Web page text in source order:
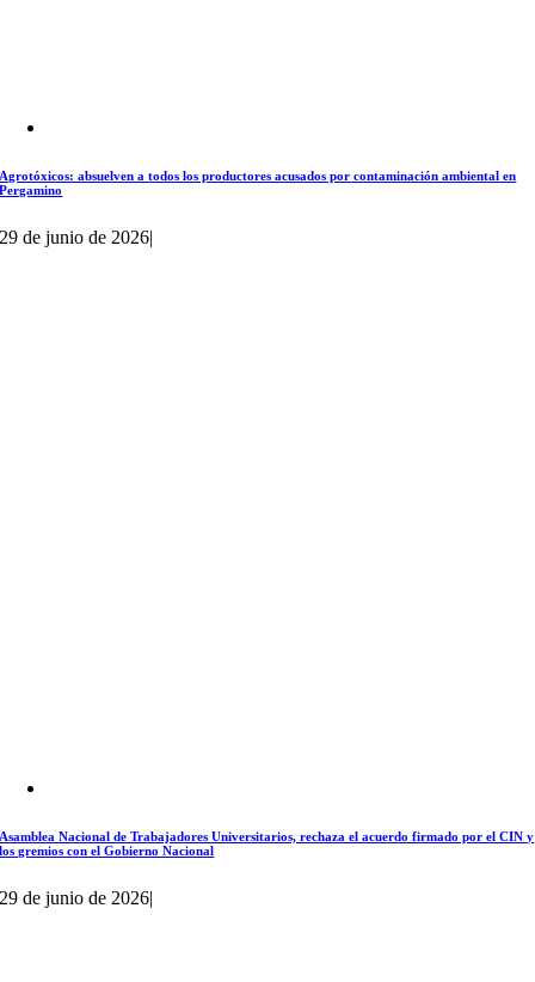
Agrotóxicos: absuelven a todos los productores acusados por contaminación ambiental en
Pergamino
29 de junio de 2026|
Asamblea Nacional de Trabajadores Universitarios, rechaza el acuerdo firmado por el CIN y
los gremios con el Gobierno Nacional
29 de junio de 2026|